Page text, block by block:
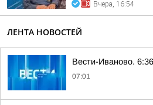
Вчера, 16:54
ЛЕНТА НОВОСТЕЙ
Вести-Иваново.
07:01